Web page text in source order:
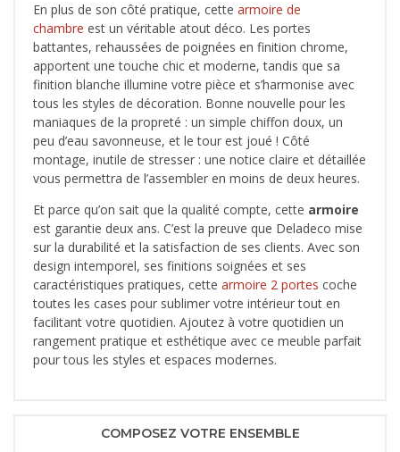
En plus de son côté pratique, cette armoire de
chambre est un véritable atout déco. Les portes
battantes, rehaussées de poignées en finition chrome,
apportent une touche chic et moderne, tandis que sa
finition blanche illumine votre pièce et s’harmonise avec
tous les styles de décoration. Bonne nouvelle pour les
maniaques de la propreté : un simple chiffon doux, un
peu d’eau savonneuse, et le tour est joué ! Côté
montage, inutile de stresser : une notice claire et détaillée
vous permettra de l’assembler en moins de deux heures.
Et parce qu’on sait que la qualité compte, cette armoire
est garantie deux ans. C’est la preuve que Deladeco mise
sur la durabilité et la satisfaction de ses clients. Avec son
design intemporel, ses finitions soignées et ses
caractéristiques pratiques, cette armoire 2 portes coche
toutes les cases pour sublimer votre intérieur tout en
facilitant votre quotidien. Ajoutez à votre quotidien un
rangement pratique et esthétique avec ce meuble parfait
pour tous les styles et espaces modernes.
COMPOSEZ VOTRE ENSEMBLE